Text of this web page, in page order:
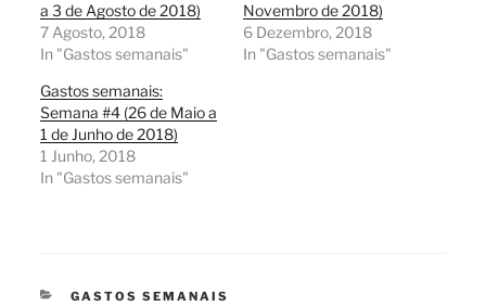
a 3 de Agosto de 2018)
7 Agosto, 2018
In "Gastos semanais"
Novembro de 2018)
6 Dezembro, 2018
In "Gastos semanais"
Gastos semanais:
Semana #4 (26 de Maio a
1 de Junho de 2018)
1 Junho, 2018
In "Gastos semanais"
CATEGORIAS
GASTOS SEMANAIS